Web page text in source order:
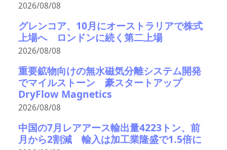
2026/08/08
グレンコア、10月にオーストラリアで株式
上場へ ロンドンに続く第二上場
2026/08/08
重要鉱物向けの無水磁気分離システム開発
でマイルストーン 豪スタートアップ
DryFlow Magnetics
2026/08/08
中国の7月レアアース輸出量4223トン、前
月から2割減 輸入は加工業隆盛で1.5倍に